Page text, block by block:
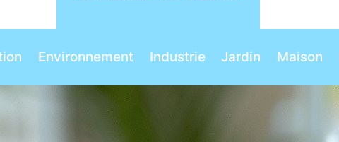
Environnement Industrie Jardin Maison